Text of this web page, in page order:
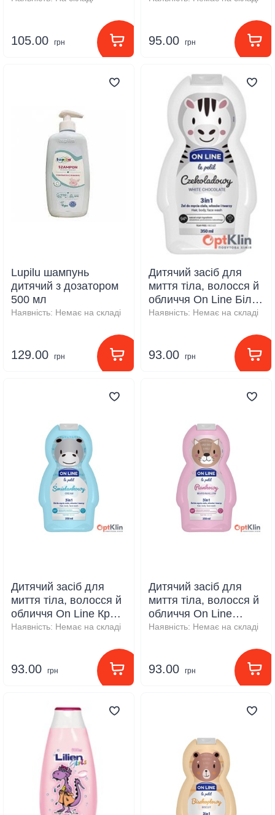
105.00 грн 95.00 грн
Lupilu шампунь
дитячий з дозатором
500 мл
Наявність: Немає на складі
129.00 грн
Дитячий засіб для
миття тіла, волосся й
обличчя On Line Білий
шоколад, 350 мл
Наявність: Немає на складі
93.00 грн
Дитячий засіб для
миття тіла, волосся й
обличчя On Line Крем,
350 мл
Наявність: Немає на складі
93.00 грн
Дитячий засіб для
миття тіла, волосся й
обличчя On Line
Маршмелоу, 350 мл
Наявність: Немає на складі
93.00 грн